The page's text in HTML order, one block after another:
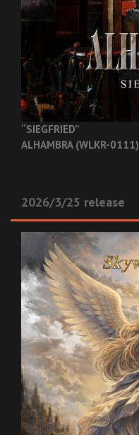
“SIEGFRIED”
ALHAMBRA (WLKR-0111)
2026/3/25 release